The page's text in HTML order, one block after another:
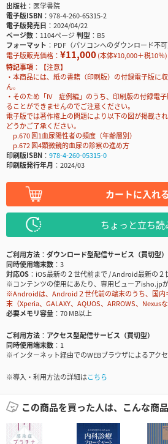
出版社
医学書院
電子版ISBN
978-4-260-65315-2
電子版発売日
2024/04/22
ページ数
1104ページ判型
B5
フォーマット
PDF（パソコンへのダウンロード不可
電子版販売価格： ¥11,000(本体¥10,000＋税10％)
特記事項
【注意】
・本商品には、紙の書籍（印刷版）の付録電子版に
ん。
・そのため「IV 症例編」のうち、印刷版の付録電
ることができませんのでご注意ください。
電子版では著作権上の問題により以下の図が掲載され
どうかご了承ください。
p.670 図1血尿陽性者の頻度（年齢層別）
p.672 図4顕微鏡的血尿の診察の進め方
印刷版ISBN
978-4-260-05315-0
印刷版発行年月
2024/03
カートに入れる
ちょっと立ち読
ご利用方法
ダウンロード型配信サービス（買切型）
同時使用端末数
3
対応OS
iOS最新の２世代前まで / Android最新の２
※コンテンツの使用にあたり、専用ビューアisho.jp
※Androidは、Android２世代前の端末のうち、国内
末（Xperia、GALAXY、AQUOS、ARROWS、Nexus
必要メモリ容量
70 MB以上
ご利用方法
アクセス型配信サービス（買切型）
同時使用端末数
1
※インターネット経由でのWEBブラウザによるアク
※導入・利用方法の詳細はこちら
この商品を買った人は、こんな商品